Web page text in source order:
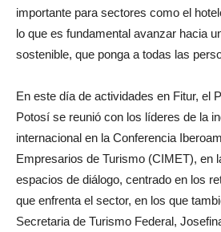
importante para sectores como el
lo que es fundamental avanzar hacia
sostenible, que ponga a todas las
En este día de actividades en Fitur, el
Potosí se reunió con los líderes de la
internacional en la Conferencia
Empresarios de Turismo (CIMET), en
espacios de diálogo, centrado en los
que enfrenta el sector, en los que
Secretaria de Turismo Federal,